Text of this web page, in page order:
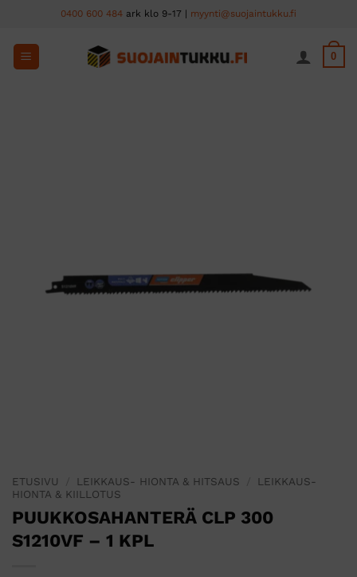
content
0400 600 484 ark klo 9-17 | myynti@suojaintukku.fi
0
ETUSIVU LEIKKAUS- HIONTA & HITSAUS
LEIKKAUS-
HIONTA & KIILLOTUS
PUUKKOSAHANTERÄ CLP 300
S1210VF – 1 KPL